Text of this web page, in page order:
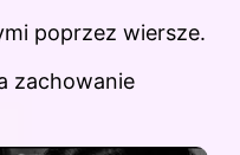
poprzez wiersze.
zachowanie